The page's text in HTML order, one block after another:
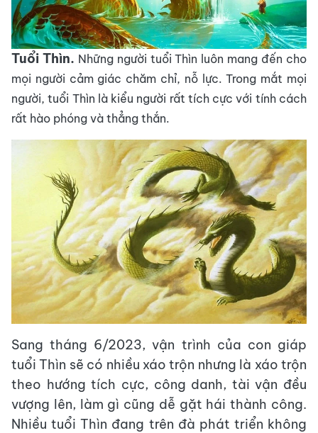
Tuổi Thìn. Những người tuổi Thìn luôn mang đến cho
mọi người cảm giác chăm chỉ, nỗ lực. Trong mắt mọi
người, tuổi Thìn là kiểu người rất tích cực với tính cách
rất hào phóng và thẳng thắn.
Sang tháng 6/2023, vận trình của con giáp
tuổi Thìn sẽ có nhiều xáo trộn nhưng là xáo trộn
theo hướng tích cực, công danh, tài vận đều
vượng lên, làm gì cũng dễ gặt hái thành công.
Nhiều tuổi Thìn đang trên đà phát triển không